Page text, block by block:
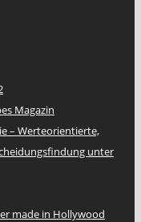
Magazin
– Werteorientierte,
unter
made in Hollywood